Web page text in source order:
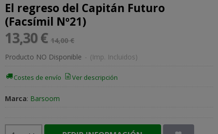
El regreso del Capitán Futuro
(Facsímil Nº21)
13,30 € 14,00 €
Producto NO Disponible - (Imp. Incluidos)
Costes de envío Ver descripción
Marca: Barsoom